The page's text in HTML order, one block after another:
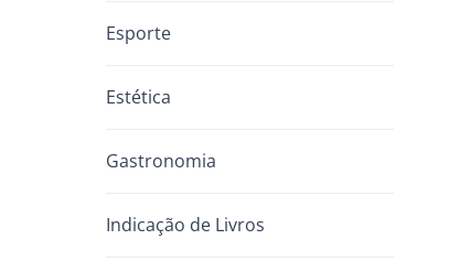
Esporte
Estética
Gastronomia
Indicação de Livros